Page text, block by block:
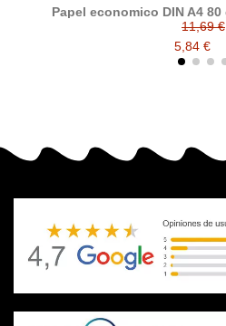
Papel economico DIN A4 80
folios
11,69 €
5,84 €